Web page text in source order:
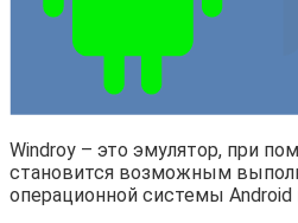
Windroy – это эмулятор, при
становится возможным
операционной системы